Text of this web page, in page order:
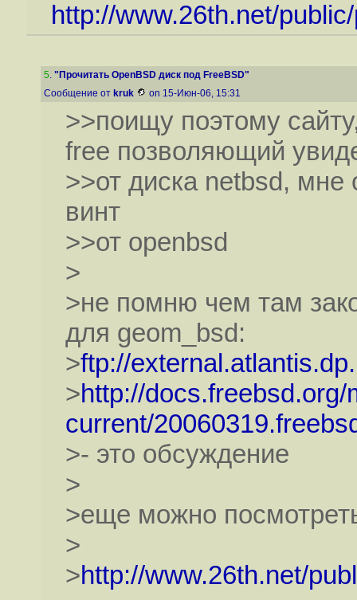
http://www.26th.net/
5. "Прочитать OpenBSD диск под FreeBSD"
Сообщение от kruk on 15-Июн-06, 15:31
>>поищу поэтому
free позволяющий
>>от диска netbsd, мне
винт
>>от openbsd
>
>не помню чем там
для geom_bsd:
>ftp://
>http://
current/
>- это обсуждение
>
>еще можно
>
>http://www.26th.net/